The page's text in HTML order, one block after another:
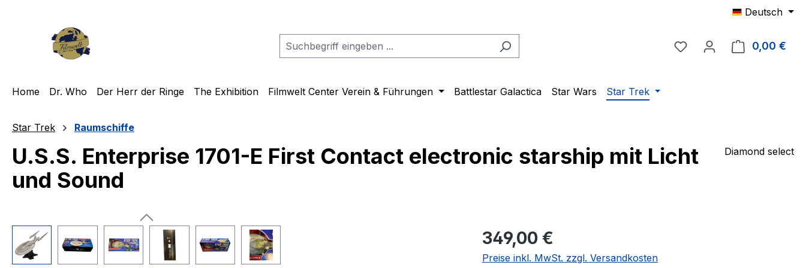
Deutsch
Du hast 0 Produkte auf
0,00 €
Home Dr. Who Der Herr der Ringe The Exhibition Filmwelt Center Verein & Führungen Battlestar Galactica Star Wars Star Trek
Star Trek Raumschiffe
U.S.S. Enterprise 1701-E First Contact electronic starship mit Licht
und Sound
Diamond select
Regulärer Preis:
349,00 €
Preise inkl. MwSt. zzgl. Versandkosten